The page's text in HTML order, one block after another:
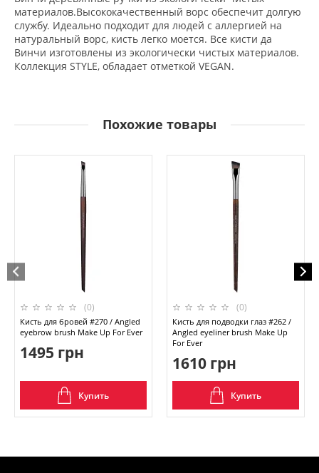
материалов.Высококачественный ворс обеспечит долгую
службу. Идеально подходит для людей с аллергией на
натуральный ворс, кисть легко моется. Все кисти да
Винчи изготовлены из экологически чистых материалов.
Коллекция STYLE, обладает отметкой VEGAN.
Похожие товары
(0)
Кисть для бровей #270 / Angled
eyebrow brush Make Up For Ever
1495 грн
Купить
(0)
Кисть для подводки глаз #262 /
Angled eyeliner brush Make Up
For Ever
1610 грн
Купить